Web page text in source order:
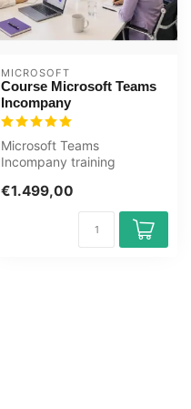
MICROSOFT
Course Microsoft Teams
Incompany
Microsoft Teams
Incompany training
Measurements Custom R...
€1.499,00